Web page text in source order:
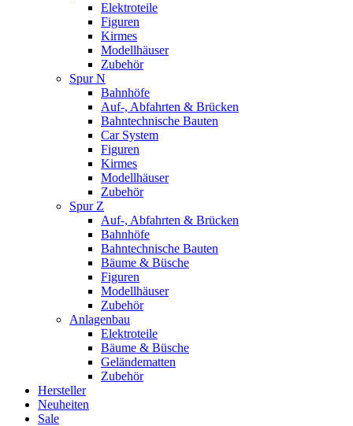
Elektroteile
Figuren
Kirmes
Modellhäuser
Zubehör
Spur N
Bahnhöfe
Auf-, Abfahrten & Brücken
Bahntechnische Bauten
Car System
Figuren
Kirmes
Modellhäuser
Zubehör
Spur Z
Auf-, Abfahrten & Brücken
Bahnhöfe
Bahntechnische Bauten
Bäume & Büsche
Figuren
Modellhäuser
Zubehör
Anlagenbau
Elektroteile
Bäume & Büsche
Geländematten
Zubehör
Hersteller
Neuheiten
Sale